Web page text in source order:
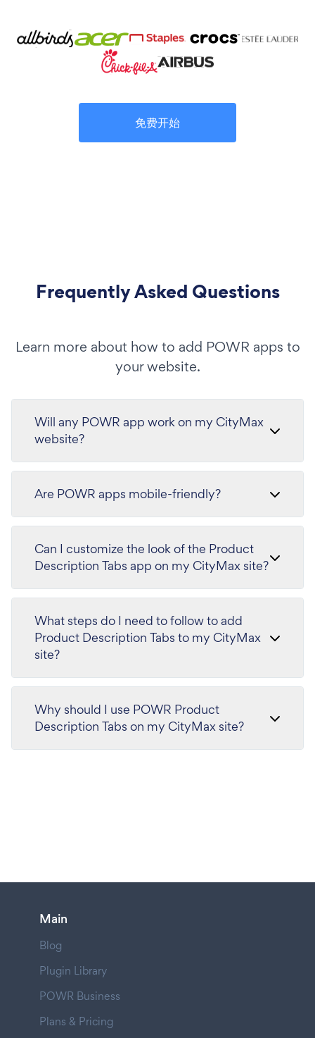
免费开始
Frequently Asked Questions
Learn more about how to add POWR apps to
your website.
Will any POWR app work on my CityMax
website?
Are POWR apps mobile-friendly?
Can I customize the look of the Product
Description Tabs app on my CityMax site?
What steps do I need to follow to add
Product Description Tabs to my CityMax
site?
Why should I use POWR Product
Description Tabs on my CityMax site?
Main
Blog
Plugin Library
POWR Business
Plans & Pricing